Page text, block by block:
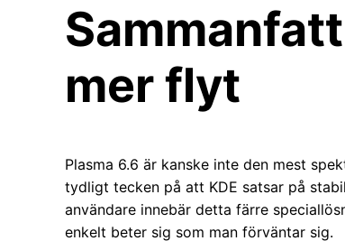
mer flyt
Plasma 6.6 är kanske inte den mest
tydligt tecken på att KDE satsar på
användare innebär detta färre
enkelt beter sig som man förväntar sig.